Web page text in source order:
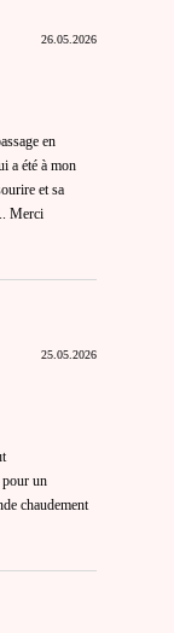
26.05.2026
en
a été à mon
et sa
Merci
25.05.2026
pour un
chaudement